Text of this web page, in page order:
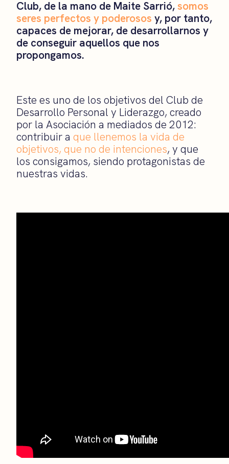
Club, de la mano de Maite Sarrió,somos
seres perfectos y poderosos y, por tanto,
capaces de mejorar, de desarrollarnos y
de conseguir aquellos que nos
propongamos.
Este es uno de los objetivos del Club de
Desarrollo Personal y Liderazgo, creado
por la Asociación a mediados de 2012:
contribuir a que llenemos la vida de
objetivos, que no de intenciones, y que
los consigamos, siendo protagonistas de
nuestras vidas.